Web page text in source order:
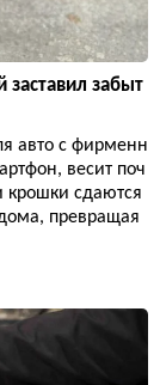
заставил забыт
авто с фирменн
весит поч
крошки сдаются
превращая